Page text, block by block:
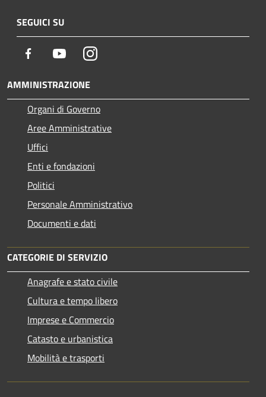
SEGUICI SU
Facebook YoutubeInstagram
AMMINISTRAZIONE
Organi di Governo
Aree Amministrative
Uffici
Enti e fondazioni
Politici
Personale Amministrativo
Documenti e dati
CATEGORIE DI SERVIZIO
Anagrafe e stato civile
Cultura e tempo libero
Imprese e Commercio
Catasto e urbanistica
Mobilità e trasporti